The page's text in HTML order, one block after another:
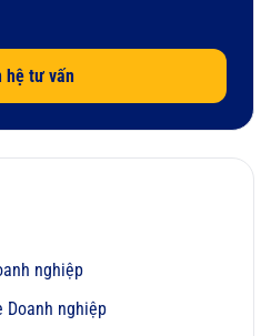
hệ tư vấn
nghiệp
Doanh nghiệp